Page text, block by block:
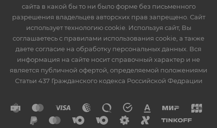
сайта в какой бы то ни было форме без письменного
разрешения владельцев авторских прав запрещено. Сайт
использует технологию cookie. Используя сайт, Вы
соглашаетесь с правилами использования cookie, а также
даете согласие на обработку персональных данных. Вся
информация на сайте носит справочный характер и не
является публичной офертой, определяемой положениями
Статьи 437 Гражданского кодекса Российской Федрации